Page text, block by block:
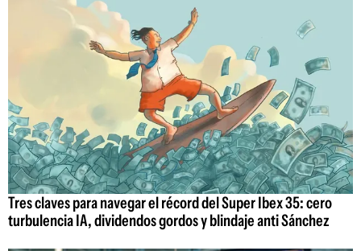
Tres claves para navegar el récord del Super Ibex 35: cero
turbulencia IA, dividendos gordos y blindaje anti Sánchez